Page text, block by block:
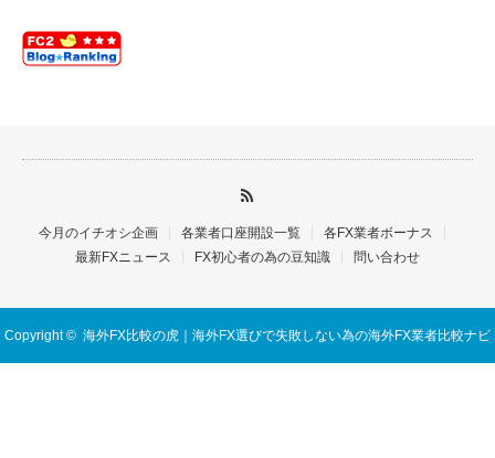
今月のイチオシ企画 各業者口座開設一覧
各FX業者ボーナス
最新FXニュース
FX初心者の為の豆知識 問い合わせ
Copyright © 海外FX比較の虎｜海外FX選びで失敗しない為の海外FX業者比較ナビ